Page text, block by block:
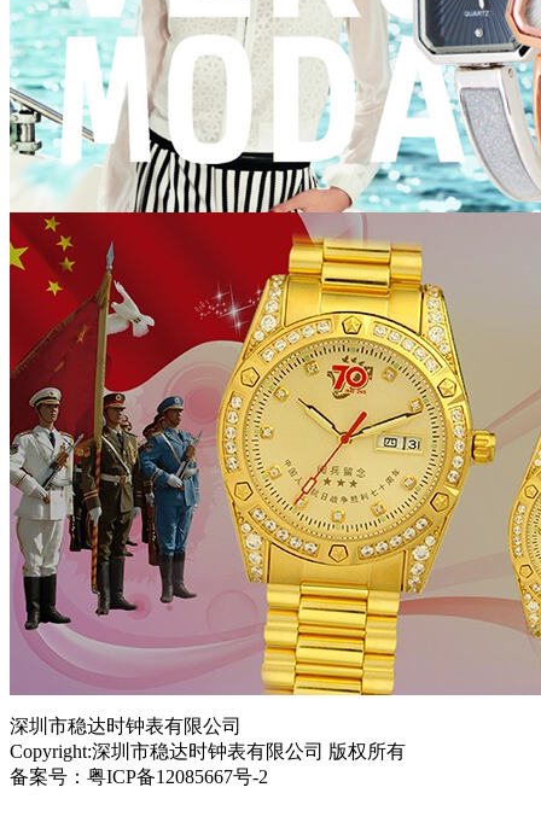
深圳市稳达时钟表有限公司
Copyright:深圳市稳达时钟表有限公司 版权所有
备案号：粤ICP备12085667号-2